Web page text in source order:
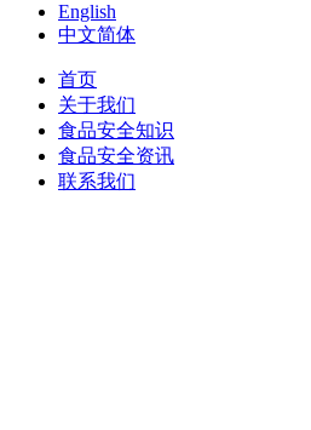
English
中文简体
首页
关于我们
食品安全知识
食品安全资讯
联系我们